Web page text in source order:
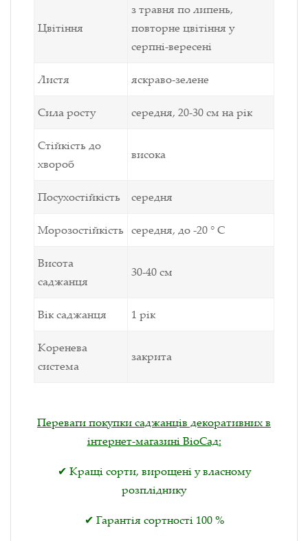
Цвітіння
з травня по липень,
повторне цвітіння у
серпні-вересені
Листя яскраво-зелене
Сила росту середня, 20-30 см на рік
Стійкість до
хвороб
висока
Посухостійкість середня
Морозостійкість середня, до -20 ° С
Висота
саджанця
30-40 см
Вік саджанця 1 рік
Коренева
система
закрита
Переваги покупки саджанців декоративних в
інтернет-магазині ВіоСад:
✔ Кращі сорти, вирощені у власному
розпліднику
✔ Гарантія сортності 100 %